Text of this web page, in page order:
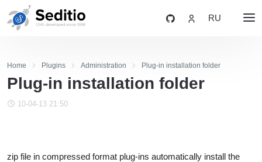
RU
Home Plugins Administration Plug-in installation folder
Plug-in installation folder
10-04-13 21:50
zip file in compressed format plug-ins automatically install the